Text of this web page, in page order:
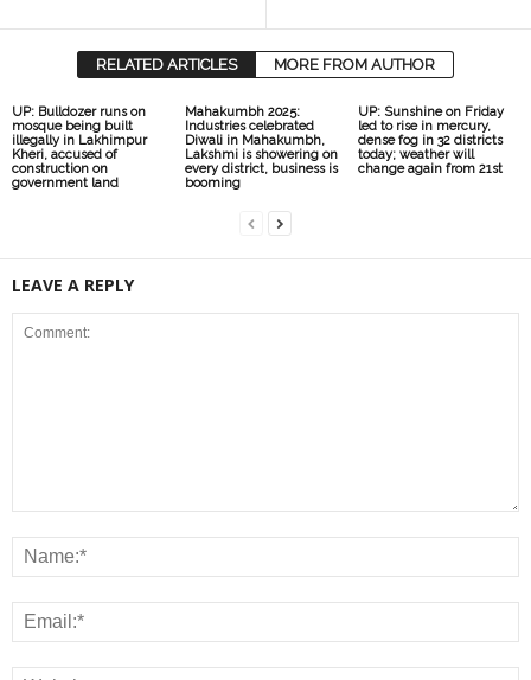
RELATED ARTICLES MORE FROM AUTHOR
UP: Bulldozer runs on
mosque being built
illegally in Lakhimpur
Kheri, accused of
construction on
government land
Mahakumbh 2025:
Industries celebrated
Diwali in Mahakumbh,
Lakshmi is showering on
every district, business is
booming
UP: Sunshine on Friday
led to rise in mercury,
dense fog in 32 districts
today; weather will
change again from 21st
LEAVE A REPLY